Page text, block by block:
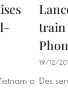
a
train
19/12/
Des